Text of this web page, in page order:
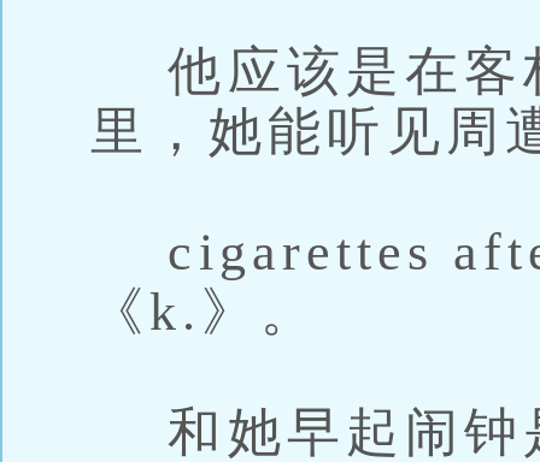
他应该是在客
里，她能听见周
cigarettes
《k.》。
和她早起闹钟